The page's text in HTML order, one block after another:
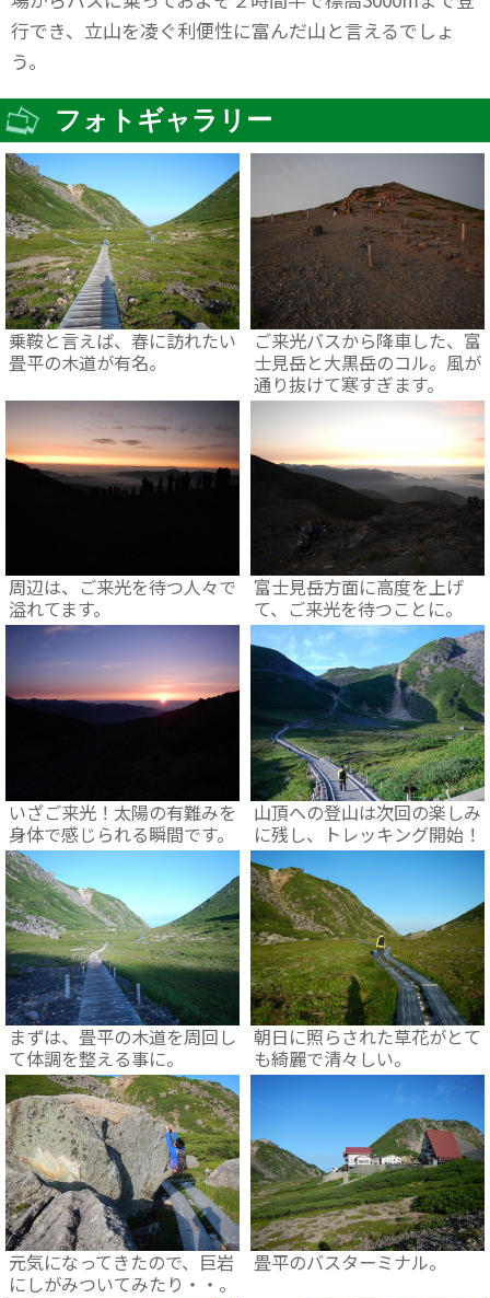
行でき、立山を凌ぐ利便性に富んだ山と言えるでしょ
う。
フォトギャラリー
乗鞍と言えば、春に訪れたい
畳平の木道が有名。
ご来光バスから降車した、富
士見岳と大黒岳のコル。風が
通り抜けて寒すぎます。
周辺は、ご来光を待つ人々で
溢れてます。
富士見岳方面に高度を上げ
て、ご来光を待つことに。
いざご来光！太陽の有難みを
身体で感じられる瞬間です。
山頂への登山は次回の楽しみ
に残し、トレッキング開始！
まずは、畳平の木道を周回し
て体調を整える事に。
朝日に照らされた草花がとて
も綺麗で清々しい。
元気になってきたので、巨岩
にしがみついてみたり・・。
畳平のバスターミナル。